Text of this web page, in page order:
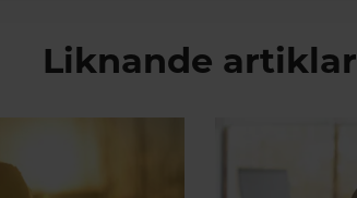
Liknande artiklar